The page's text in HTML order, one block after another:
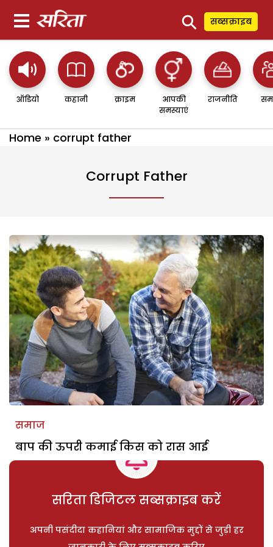
⚲ सब्सक्राइब
ऑडियो कहानी क्राइम
आपकी
समस्याएं
राजनीति
Home » corrupt father
Corrupt Father
समाज
बाप की ऊपरी कमाई किस को रास आई
सरिता डिजिटल सब्सक्राइब करें
अपनी पसंदीदा कहानियां और सामाजिक मुद्दों से जुड़ी हर